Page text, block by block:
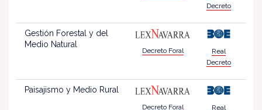
Decreto
Gestión Forestal y del
Medio Natural
Decreto Foral
Real
Decreto
Paisajismo y Medio Rural
Decreto Foral
Real